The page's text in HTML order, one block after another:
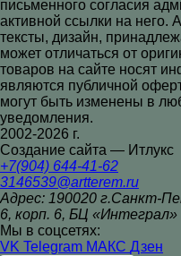
письменного согласия
активной ссылки на него.
тексты, дизайн,
может отличаться от
товаров на сайте носят
являются публичной
могут быть изменены в
уведомления.
2002-2026 г.
Создание сайта — Итлукс
+7(904) 644-41-62
3146539@artterem.ru
Адрес: 190020 г.Санкт-
6, корп. 6, БЦ «Интеграл»
Мы в соцсетях:
VK Telegram МАКС Дзен